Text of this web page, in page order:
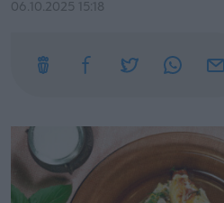
06.10.2025 15:18